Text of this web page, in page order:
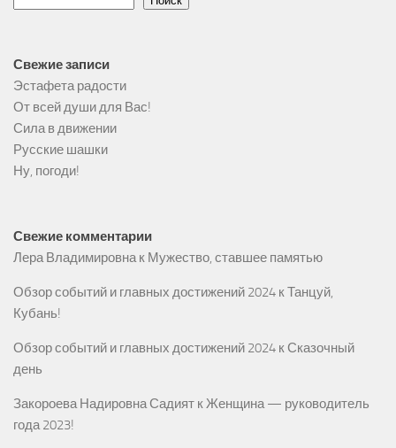
Свежие записи
Эстафета радости
От всей души для Вас!
Сила в движении
Русские шашки
Ну, погоди!
Свежие комментарии
Лера Владимировна к Мужество, ставшее памятью
Обзор событий и главных достижений 2024 кТанцуй,
Кубань!
Обзор событий и главных достижений 2024 кСказочный
день
Закороева Надировна Садият к Женщина — руководитель
года 2023!